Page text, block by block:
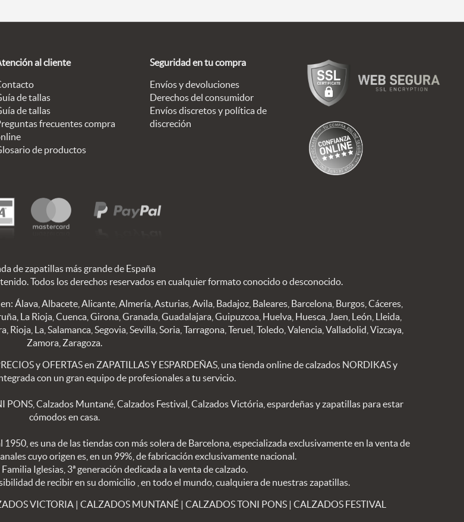
al cliente
de tallas
de tallas
frecuentes compra
de productos
Seguridad en tu compra
Envíos y devoluciones
Derechos del consumidor
Envíos discretos y política de
discreción
de zapatillas más grande de España
Todos los derechos reservados en cualquier formato conocido o desconocido.
Álava, Albacete, Alicante, Almería, Asturias, Avila, Badajoz, Baleares, Barcelona, Burgos, Cáceres,
La Rioja, Cuenca, Girona, Granada, Guadalajara, Guipuzcoa, Huelva, Huesca, Jaen, León, Lleida,
La, Salamanca, Segovia, Sevilla, Soria, Tarragona, Teruel, Toledo, Valencia, Valladolid, Vizcaya,
Zamora, Zaragoza.
y OFERTAS en ZAPATILLAS Y ESPARDEÑAS, una tienda online de calzados NORDIKAS y
con un gran equipo de profesionales a tu servicio.
Calzados Muntané, Calzados Festival, Calzados Victória, espardeñas y zapatillas para estar
cómodos en casa.
es una de las tiendas con más solera de Barcelona, especializada exclusivamente en la venta de
cuyo origen es, en un 99%, de fabricación exclusivamente nacional.
Iglesias, 3ª generación dedicada a la venta de calzado.
de recibir en su domicilio , en todo el mundo, cualquiera de nuestras zapatillas.
VICTORIA |CALZADOS MUNTANÉ |CALZADOS TONI PONS |CALZADOS FESTIVAL